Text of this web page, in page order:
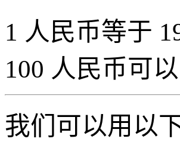
1 人民币等于
100 人民币可
我们可以用以